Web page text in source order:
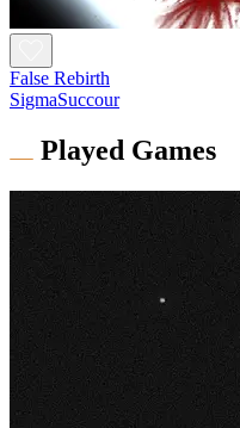
False Rebirth
SigmaSuccour
Played Games